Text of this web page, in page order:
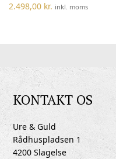
2.498,00 kr. inkl. moms
KONTAKT OS
Ure & Guld
Rådhuspladsen 1
4200 Slagelse